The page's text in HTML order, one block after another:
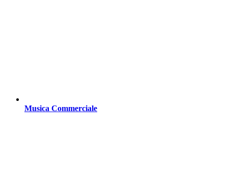
Musica Commerciale